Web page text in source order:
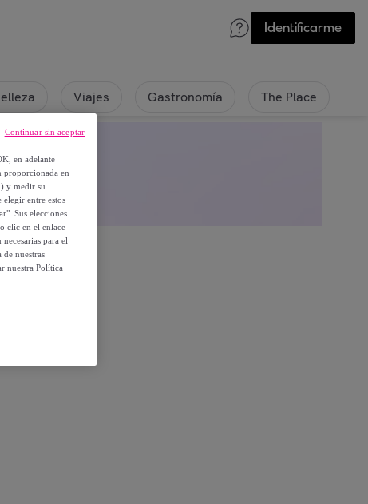
Identificarme
Viajes Gastronomía The Place
en adelante
proporcionada en
y medir su
entre estos
Sus elecciones
clic en el enlace
para el
nuestras
nuestra Política
Continuar sin aceptar